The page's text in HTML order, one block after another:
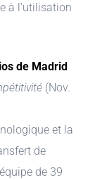
à l’utilisation
de Madrid
(Nov.
et la
de
de 39